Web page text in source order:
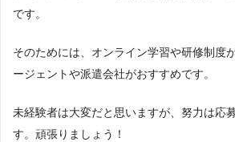
です。
そのためには、オンライン学習や研修制度
ージェントや派遣会社がおすすめです。
未経験者は大変だと思いますが、努力は応
す。頑張りましょう！